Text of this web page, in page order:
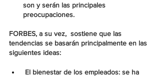
son y serán las principales
preocupaciones.
FORBES, a su vez,  sostiene que las
tendencias se basarán principalmente en las
siguientes ideas: